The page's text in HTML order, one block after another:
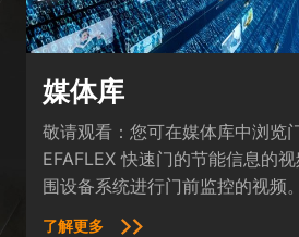
媒体库
敬请观看：您可在媒体库中浏览
EFAFLEX 快速门的节能信息的
围设备系统进行门前监控的视频。
了解更多